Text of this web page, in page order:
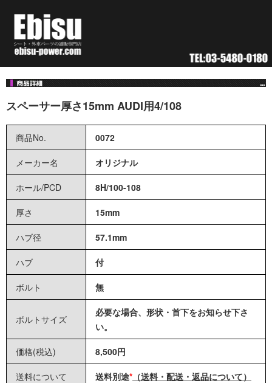
スペーサー厚さ15mm AUDI用4/108
商品No. 0072
メーカー名 オリジナル
ホール/PCD 8H/100-108
厚さ 15mm
ハブ径 57.1mm
ハブ 付
ボルト 無
ボルトサイズ
必要な場合、形状・首下をお知らせ下さ
い。
価格(税込) 8,500円
送料について 送料別途* （送料・配送・返品について）